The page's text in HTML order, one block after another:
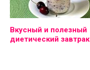
Вкусный и полезный
диетический завтрак